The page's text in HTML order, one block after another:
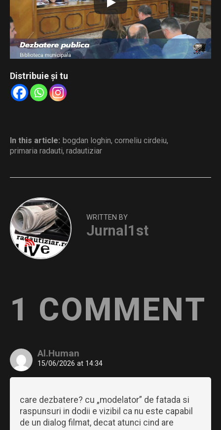
Distribuie și tu
In this article: bogdan loghin, corneliu cirdeiu,
primaria radauti, radautiziar
WRITTEN BY
Jurnal1st
1 COMMENT
Al.Human
15/06/2026 at 14:34
care dezbatere? cu „modelator” de fatada si
raspunsuri in dodii e vizibil ca nu este capabil
de un dialog filmat, decat atunci cind are